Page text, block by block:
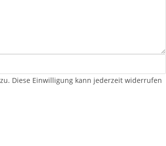
Diese Einwilligung kann jederzeit widerrufen